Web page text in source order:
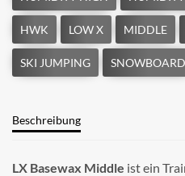
Beschreibung
LX Basewax Middle ist ein